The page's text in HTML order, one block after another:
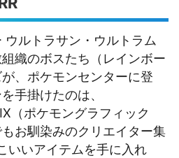
ウルトラサン・ウルトラム
織のボスたち（レインボー
、ポケモンセンターに登
手掛けたのは、
（ポケモングラフィック
お馴染みのクリエイター集
いいアイテムを手に入れ